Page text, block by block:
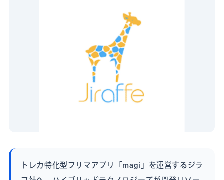
トレカ特化型フリマアプリ「magi」を運営するジラ